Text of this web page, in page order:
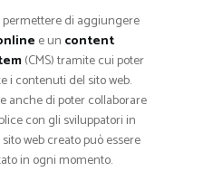
di aggiungere
e un content
(CMS) tramite cui poter
i contenuti del sito web.
anche di poter collaborare
con gli sviluppatori in
web creato può essere
in ogni momento.